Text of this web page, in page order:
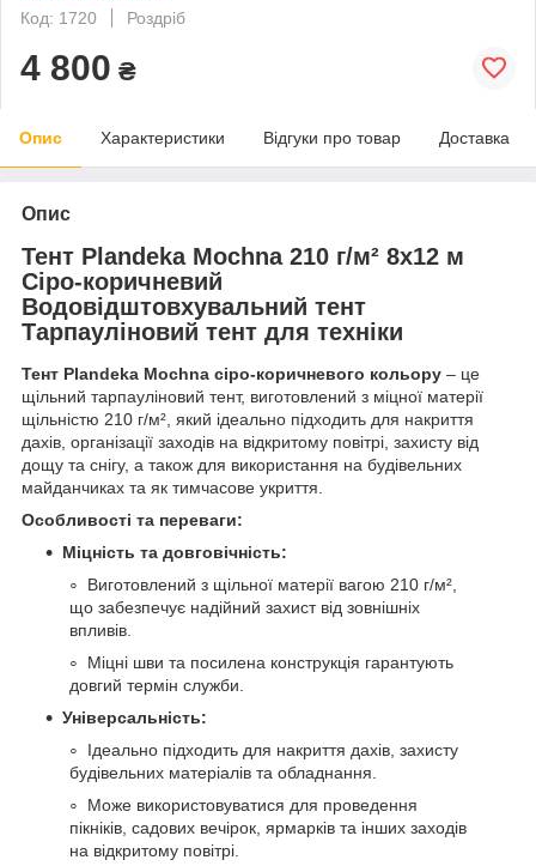
Код: 1720
Роздріб
4 800 ₴
Опис Характеристики Відгуки про товар Доставка
Опис
Тент Plandeka Mochna 210 г/м² 8х12 м
Сіро-коричневий
Водовідштовхувальний тент
Тарпауліновий тент для техніки
Тент Plandeka Mochna сіро-коричневого кольору – це
щільний тарпауліновий тент, виготовлений з міцної матерії
щільністю 210 г/м², який ідеально підходить для накриття
дахів, організації заходів на відкритому повітрі, захисту від
дощу та снігу, а також для використання на будівельних
майданчиках та як тимчасове укриття.
Особливості та переваги:
Міцність та довговічність:
Виготовлений з щільної матерії вагою 210 г/м²,
що забезпечує надійний захист від зовнішніх
впливів.
Міцні шви та посилена конструкція гарантують
довгий термін служби.
Універсальність:
Ідеально підходить для накриття дахів, захисту
будівельних матеріалів та обладнання.
Може використовуватися для проведення
пікніків, садових вечірок, ярмарків та інших заходів
на відкритому повітрі.